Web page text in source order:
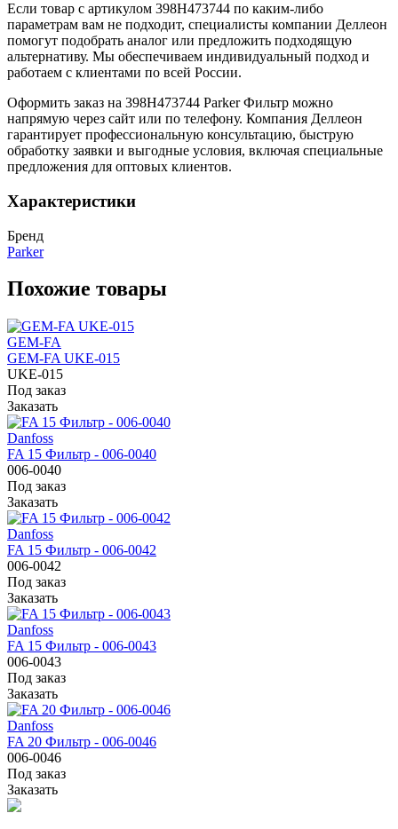
Если товар с артикулом 398H473744 по каким-либо
параметрам вам не подходит, специалисты компании Деллеон
помогут подобрать аналог или предложить подходящую
альтернативу. Мы обеспечиваем индивидуальный подход и
работаем с клиентами по всей России.
Оформить заказ на 398H473744 Parker Фильтр можно
напрямую через сайт или по телефону. Компания Деллеон
гарантирует профессиональную консультацию, быструю
обработку заявки и выгодные условия, включая специальные
предложения для оптовых клиентов.
Характеристики
Бренд
Parker
Похожие товары
GEM-FA
GEM-FA UKE-015
UKE-015
Под заказ
Заказать
Danfoss
FA 15 Фильтр - 006-0040
006-0040
Под заказ
Заказать
Danfoss
FA 15 Фильтр - 006-0042
006-0042
Под заказ
Заказать
Danfoss
FA 15 Фильтр - 006-0043
006-0043
Под заказ
Заказать
Danfoss
FA 20 Фильтр - 006-0046
006-0046
Под заказ
Заказать